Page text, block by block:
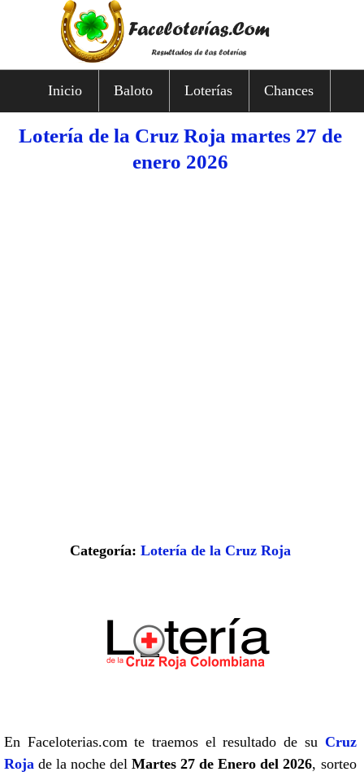
Inicio Baloto Loterías Chances
Lotería de la Cruz Roja martes 27 de
enero 2026
Categoría: Lotería de la Cruz Roja
En Faceloterias.com te traemos el resultado de su Cruz
Roja de la noche delMartes 27 de Enero del 2026, sorteo